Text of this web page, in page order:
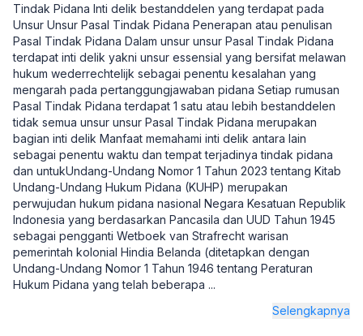
Tindak Pidana Inti delik bestanddelen yang terdapat pada
Unsur Unsur Pasal Tindak Pidana Penerapan atau penulisan
Pasal Tindak Pidana Dalam unsur unsur Pasal Tindak Pidana
terdapat inti delik yakni unsur essensial yang bersifat melawan
hukum wederrechtelijk sebagai penentu kesalahan yang
mengarah pada pertanggungjawaban pidana Setiap rumusan
Pasal Tindak Pidana terdapat 1 satu atau lebih bestanddelen
tidak semua unsur unsur Pasal Tindak Pidana merupakan
bagian inti delik Manfaat memahami inti delik antara lain
sebagai penentu waktu dan tempat terjadinya tindak pidana
dan untukUndang-Undang Nomor 1 Tahun 2023 tentang Kitab
Undang-Undang Hukum Pidana (KUHP) merupakan
perwujudan hukum pidana nasional Negara Kesatuan Republik
Indonesia yang berdasarkan Pancasila dan UUD Tahun 1945
sebagai pengganti Wetboek van Strafrecht warisan
pemerintah kolonial Hindia Belanda (ditetapkan dengan
Undang-Undang Nomor 1 Tahun 1946 tentang Peraturan
Hukum Pidana yang telah beberapa ...
Selengkapnya